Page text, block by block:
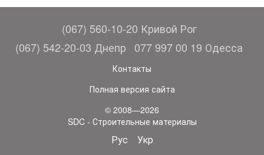
(067) 560-10-20 Кривой Рог
(067) 542-20-03 Днепр
077 997 00 19 Одесса
Контакты
Полная версия сайта
© 2008—2026
SDC - Строительные материалы
Рус Укр